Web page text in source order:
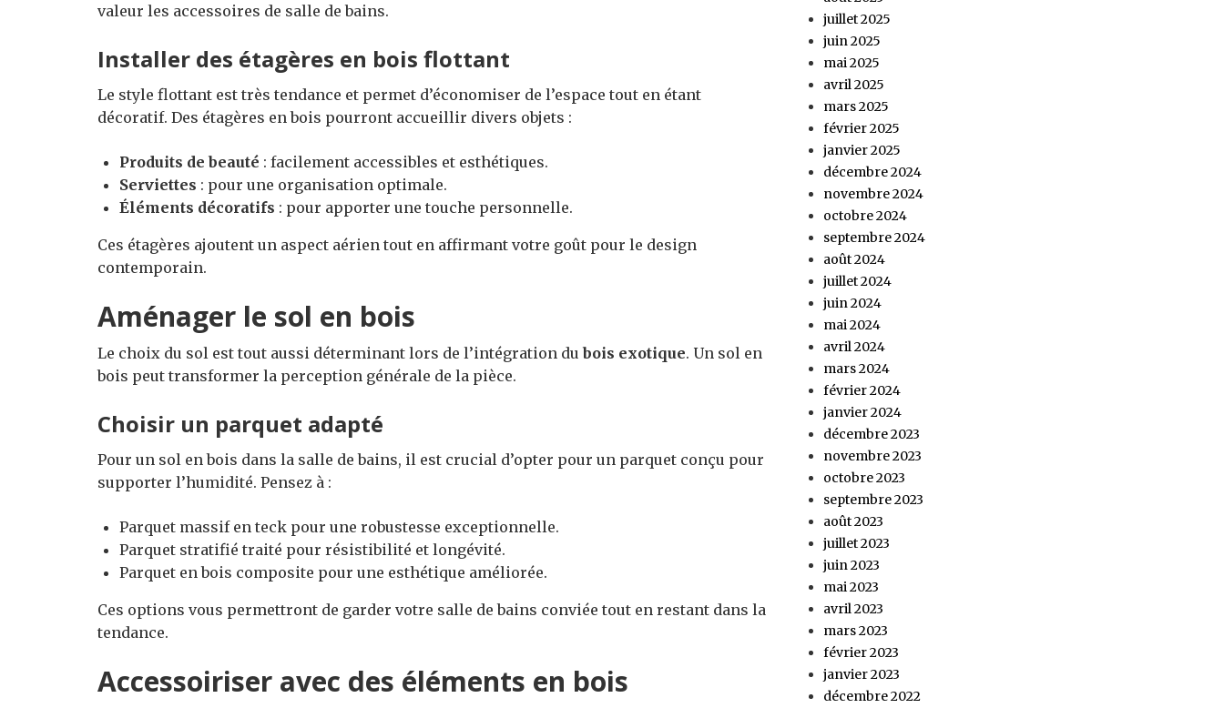
valeur les accessoires de salle de bains.
Installer des étagères en bois flottant
Le style flottant est très tendance et permet d’économiser de l’espace tout en étant
décoratif. Des étagères en bois pourront accueillir divers objets :
Produits de beauté : facilement accessibles et esthétiques.
Serviettes : pour une organisation optimale.
Éléments décoratifs : pour apporter une touche personnelle.
Ces étagères ajoutent un aspect aérien tout en affirmant votre goût pour le design
contemporain.
Aménager le sol en bois
Le choix du sol est tout aussi déterminant lors de l’intégration dubois exotique. Un sol en
bois peut transformer la perception générale de la pièce.
Choisir un parquet adapté
Pour un sol en bois dans la salle de bains, il est crucial d’opter pour un parquet conçu pour
supporter l’humidité. Pensez à :
Parquet massif en teck pour une robustesse exceptionnelle.
Parquet stratifié traité pour résistibilité et longévité.
Parquet en bois composite pour une esthétique améliorée.
Ces options vous permettront de garder votre salle de bains conviée tout en restant dans la
tendance.
Accessoiriser avec des éléments en bois
juillet 2025
juin 2025
mai 2025
avril 2025
mars 2025
février 2025
janvier 2025
décembre 2024
novembre 2024
octobre 2024
septembre 2024
août 2024
juillet 2024
juin 2024
mai 2024
avril 2024
mars 2024
février 2024
janvier 2024
décembre 2023
novembre 2023
octobre 2023
septembre 2023
août 2023
juillet 2023
juin 2023
mai 2023
avril 2023
mars 2023
février 2023
janvier 2023
décembre 2022